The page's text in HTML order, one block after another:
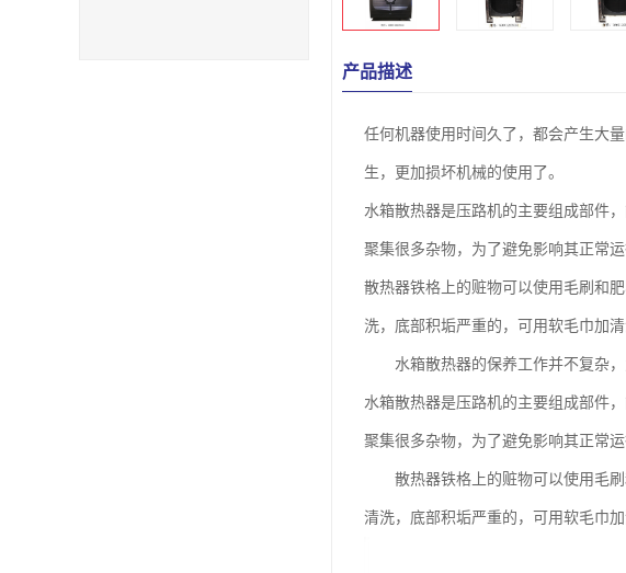
产品描述
任何机器使用时间久了，都会产生大
生，更加损坏机械的使用了。
水箱散热器是压路机的主要组成部件
聚集很多杂物，为了避免影响其正常
散热器铁格上的赃物可以使用毛刷和
洗，底部积垢严重的，可用软毛巾加
水箱散热器的保养工作并不复杂，
水箱散热器是压路机的主要组成部件
聚集很多杂物，为了避免影响其正常
散热器铁格上的赃物可以使用毛刷
清洗，底部积垢严重的，可用软毛巾